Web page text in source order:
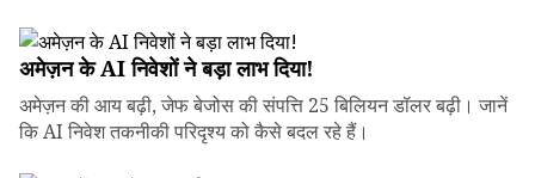
अमेज़न के AI निवेशों ने बड़ा लाभ दिया!
अमेज़न की आय बढ़ी, जेफ बेजोस की संपत्ति 25 बिलियन डॉलर बढ़ी। जानें
कि AI निवेश तकनीकी परिदृश्य को कैसे बदल रहे हैं।